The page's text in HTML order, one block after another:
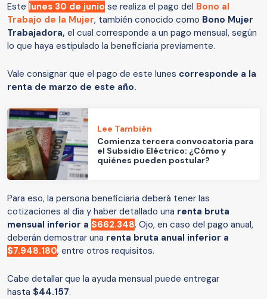
Este lunes 30 de junio se realiza el pago del Bono al
Trabajo de la Mujer, también conocido como Bono Mujer
Trabajadora, el cual corresponde a un pago mensual, según
lo que haya estipulado la beneficiaria previamente.
Vale consignar que el pago de este lunes corresponde a la
renta de marzo de este año.
Lee También
Comienza tercera convocatoria para
el Subsidio Eléctrico: ¿Cómo y
quiénes pueden postular?
Para eso, la persona beneficiaria deberá tener las
cotizaciones al día y haber detallado una renta bruta
mensual inferior a $662.348. Ojo, en caso del pago anual,
deberán demostrar una renta bruta anual inferior a
$7.948.180, entre otros requisitos.
Cabe detallar que la ayuda mensual puede entregar
hasta $44.157.